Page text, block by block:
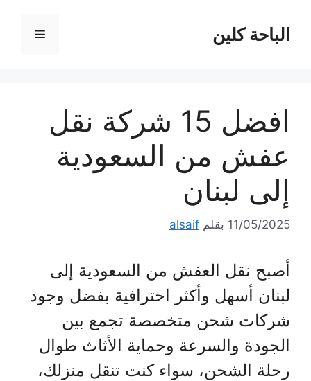
المحتوىالباحة كلين القائمة
افضل 15 شركة نقل
عفش من السعودية
إلى لبنان
11/05/2025 بقلم alsaif
أصبح نقل العفش من السعودية إلى
لبنان أسهل وأكثر احترافية بفضل وجود
شركات شحن متخصصة تجمع بين
الجودة والسرعة وحماية الأثاث طوال
رحلة الشحن، سواء كنت تنقل منزلك،